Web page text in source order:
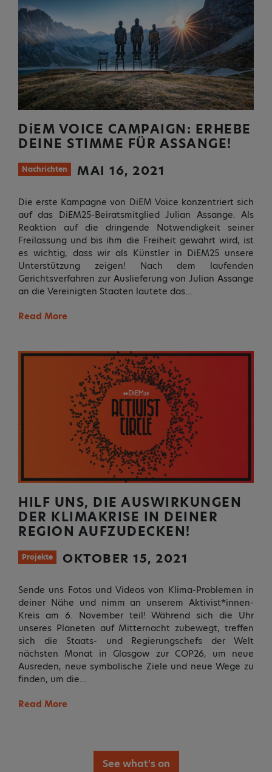
HILF UNS, DIE AUSWIRKUNGEN
DER KLIMAKRISE IN DEINER
REGION AUFZUDECKEN!
Projekte OKTOBER 15, 2021
Sende uns Fotos und Videos von Klima-Problemen in
deiner Nähe und nimm an unserem Aktivist*innen-
Kreis am 6. November teil! Während sich die Uhr
unseres Planeten auf Mitternacht zubewegt, treffen
sich die Staats- und Regierungschefs der Welt
nächsten Monat in Glasgow zur COP26, um neue
Ausreden, neue symbolische Ziele und neue Wege zu
finden, um die…
Read More
DiEM VOICE CAMPAIGN: ERHEBE
DEINE STIMME FÜR ASSANGE!
Nachrichten MAI 16, 2021
Die erste Kampagne von DiEM Voice konzentriert sich
auf das DiEM25-Beiratsmitglied Julian Assange. Als
Reaktion auf die dringende Notwendigkeit seiner
Freilassung und bis ihm die Freiheit gewährt wird, ist
es wichtig, dass wir als Künstler in DiEM25 unsere
Unterstützung zeigen! Nach dem laufenden
Gerichtsverfahren zur Auslieferung von Julian Assange
an die Vereinigten Staaten lautete das…
Read More
See what's on